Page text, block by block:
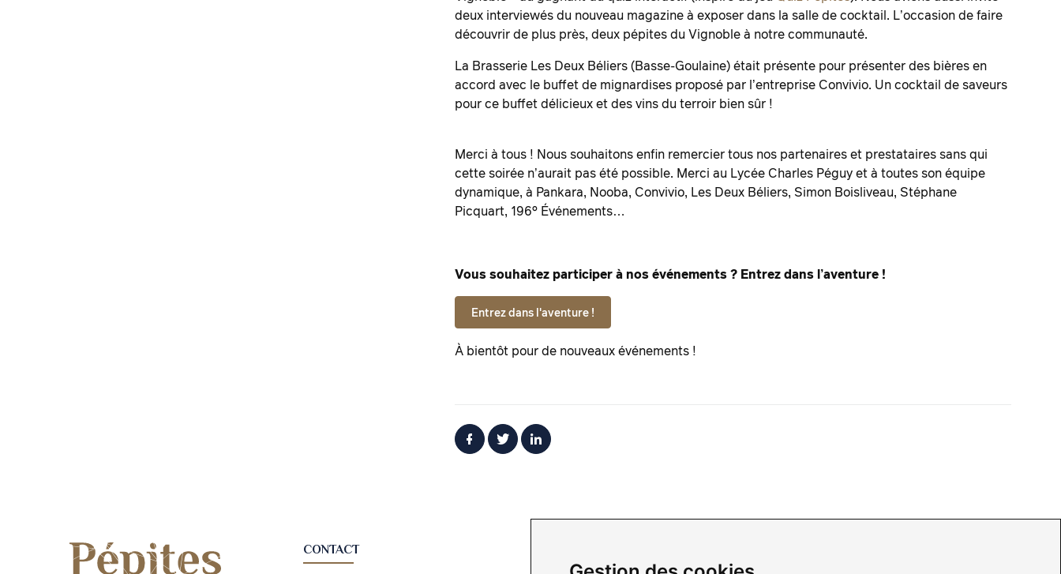
deux interviewés du nouveau magazine à exposer dans la salle de cocktail. L’occasion de faire
découvrir de plus près, deux pépites du Vignoble à notre communauté.
La Brasserie Les Deux Béliers (Basse-Goulaine) était présente pour présenter des bières en
accord avec le buffet de mignardises proposé par l’entreprise Convivio. Un cocktail de saveurs
pour ce buffet délicieux et des vins du terroir bien sûr !
Merci à tous ! Nous souhaitons enfin remercier tous nos partenaires et prestataires sans qui
cette soirée n’aurait pas été possible. Merci au Lycée Charles Péguy et à toutes son équipe
dynamique, à Pankara, Nooba, Convivio, Les Deux Béliers, Simon Boisliveau, Stéphane
Picquart, 196° Événements…
Vous souhaitez participer à nos événements ? Entrez dans l’aventure !
Entrez dans l'aventure !
À bientôt pour de nouveaux événements !
CONTACT